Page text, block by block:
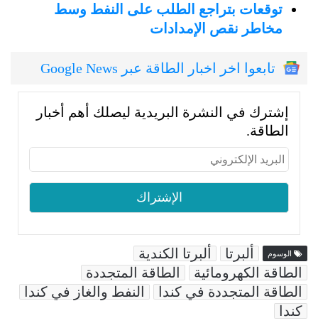
توقعات بتراجع الطلب على النفط وسط
مخاطر نقص الإمدادات
تابعوا اخر اخبار الطاقة عبر Google News
إشترك في النشرة البريدية ليصلك أهم أخبار
الطاقة.
الوسوم ألبرتا
ألبرتا الكندية
الطاقة الكهرومائية
الطاقة المتجددة
الطاقة المتجددة في كندا
النفط والغاز في كندا
كندا